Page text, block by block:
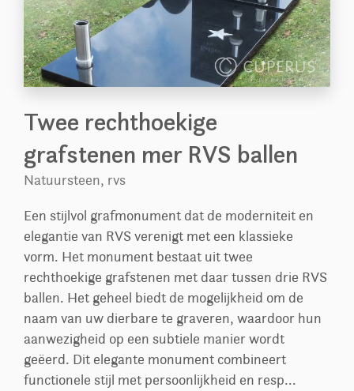
Twee rechthoekige
grafstenen mer RVS ballen
Natuursteen, rvs
Een stijlvol grafmonument dat de moderniteit en
elegantie van RVS verenigt met een klassieke
vorm. Het monument bestaat uit twee
rechthoekige grafstenen met daar tussen drie RVS
ballen. Het geheel biedt de mogelijkheid om de
naam van uw dierbare te graveren, waardoor hun
aanwezigheid op een subtiele manier wordt
geëerd. Dit elegante monument combineert
functionele stijl met persoonlijkheid en resp...